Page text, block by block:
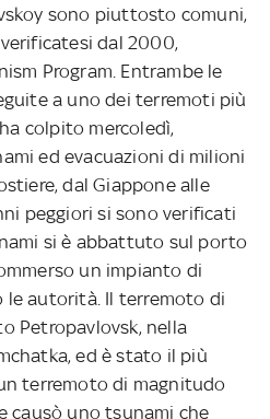
sono piuttosto comuni,
dal 2000,
Program. Entrambe le
a uno dei terremoti più
colpito mercoledì,
ed evacuazioni di milioni
dal Giappone alle
peggiori si sono verificati
si è abbattuto sul porto
un impianto di
le autorità. Il terremoto di
Petropavlovsk, nella
ed è stato il più
terremoto di magnitudo
causò uno tsunami che